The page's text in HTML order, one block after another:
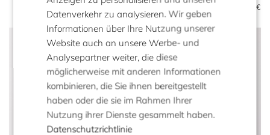
169 €
89 €
Datenverkehr zu analysieren. Wir geben
Informationen über Ihre Nutzung unserer
Website auch an unsere Werbe- und
Analysepartner weiter, die diese
möglicherweise mit anderen Informationen
kombinieren, die Sie ihnen bereitgestellt
haben oder die sie im Rahmen Ihrer
Nutzung ihrer Dienste gesammelt haben.
Datenschutzrichtlinie